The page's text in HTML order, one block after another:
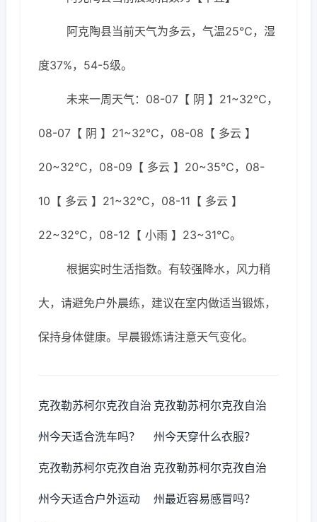
阿克陶县当前天气为多云，气温25℃，湿
度37%，54-5级。
未来一周天气：08-07【 阴 】21~32℃，
08-07【 阴 】21~32℃，08-08【 多云 】
20~32℃，08-09【 多云 】20~35℃，08-
10【 多云 】21~32℃，08-11【 多云 】
22~32℃，08-12【 小雨 】23~31℃。
根据实时生活指数。有较强降水，风力稍
大，请避免户外晨练，建议在室内做适当锻炼，
保持身体健康。早晨锻炼请注意天气变化。
克孜勒苏柯尔克孜自治
州今天适合洗车吗？
克孜勒苏柯尔克孜自治
州今天穿什么衣服？
克孜勒苏柯尔克孜自治
州今天适合户外运动
克孜勒苏柯尔克孜自治
州最近容易感冒吗？